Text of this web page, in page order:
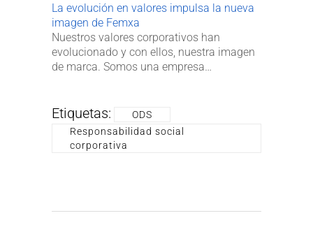
La evolución en valores impulsa la nueva
imagen de Femxa
Nuestros valores corporativos han
evolucionado y con ellos, nuestra imagen
de marca. Somos una empresa…
Etiquetas:
ODS
Responsabilidad social
corporativa